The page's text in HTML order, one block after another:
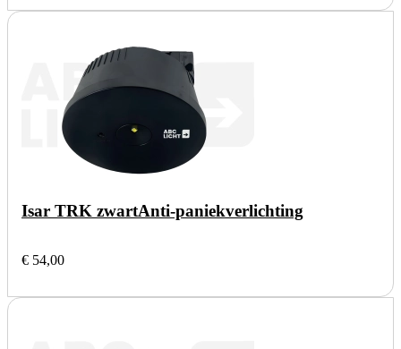
Isar TRK zwartAnti-paniekverlichting
€ 54,00